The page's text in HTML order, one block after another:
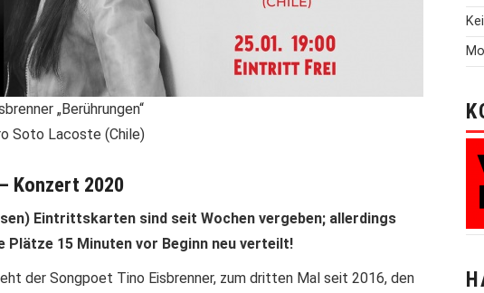
„Berührungen“
Soto Lacoste (Chile)
Konzert 2020
Eintrittskarten sind seit Wochen vergeben; allerdings
Plätze 15 Minuten vor Beginn neu verteilt!
der Songpoet Tino Eisbrenner, zum dritten Mal seit 2016, den